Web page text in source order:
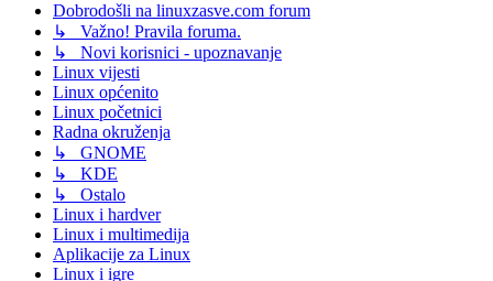
Dobrodošli na linuxzasve.com forum
↳ Važno! Pravila foruma.
↳ Novi korisnici - upoznavanje
Linux vijesti
Linux općenito
Linux početnici
Radna okruženja
↳ GNOME
↳ KDE
↳ Ostalo
Linux i hardver
Linux i multimedija
Aplikacije za Linux
Linux i igre